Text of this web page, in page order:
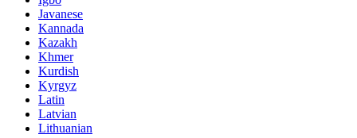
Javanese
Kannada
Kazakh
Khmer
Kurdish
Kyrgyz
Latin
Latvian
Lithuanian